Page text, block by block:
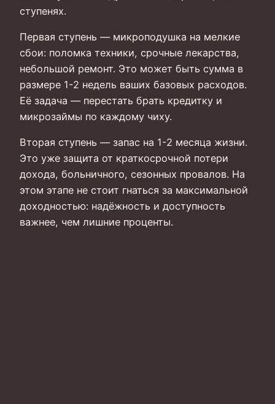
ступенях.
Первая ступень — микроподушка на мелкие
сбои: поломка техники, срочные лекарства,
небольшой ремонт. Это может быть сумма в
размере 1-2 недель ваших базовых расходов.
Её задача — перестать брать кредитку и
микрозаймы по каждому чиху.
Вторая ступень — запас на 1-2 месяца жизни.
Это уже защита от краткосрочной потери
дохода, больничного, сезонных провалов. На
этом этапе не стоит гнаться за максимальной
доходностью: надёжность и доступность
важнее, чем лишние проценты.